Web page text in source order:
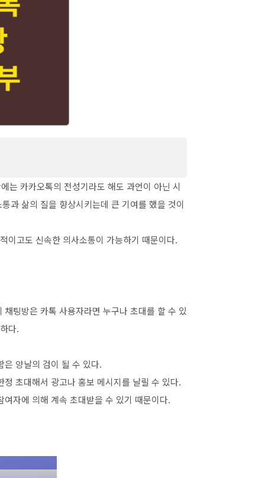
방법 (거부해제 푸는 방법까지)
는 카카오톡의 전성기라도 해도 과언이 아닌 시
과 삶의 질을 향상시키는데 큰 기여를 했을 것이
이고도 신속한 의사소통이 가능하기 때문이다.
팅방은 카톡 사용자라면 누구나 초대를 할 수 있
다.
은 양날의 검이 될 수 있다.
초대해서 광고나 홍보 메시지를 날릴 수 있다.
자에 의해 계속 초대받을 수 있기 때문이다.